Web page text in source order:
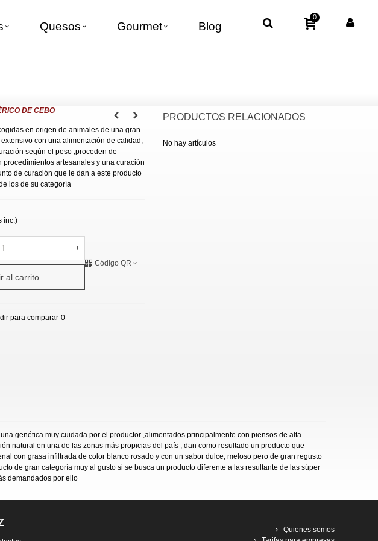
Quesos Gourmet Blog
0
DE CEBO
en origen de animales de una gran
con una alimentación de calidad,
según el peso ,proceden de
procedimientos artesanales y una curación
de curación que le dan a este producto
los de su categoría
inc.)
+
al carrito
Código QR
para comparar 0
PRODUCTOS RELACIONADOS
No hay artículos
genética muy cuidada por el productor ,alimentados principalmente con piensos de alta
natural en una de las zonas más propicias del país , dan como resultado un producto que
con grasa infiltrada de color blanco rosado y con un sabor dulce, meloso pero de gran regusto
de gran categoría muy al gusto si se busca un producto diferente a las resultante de las súper
demandados por ello
Quienes somos